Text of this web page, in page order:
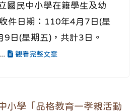
國民中小學在籍學生及幼
件日期：110年4月7日(星
日(星期五)，共計3日。
觀看完整文章
小學「品格教育―孝親活動